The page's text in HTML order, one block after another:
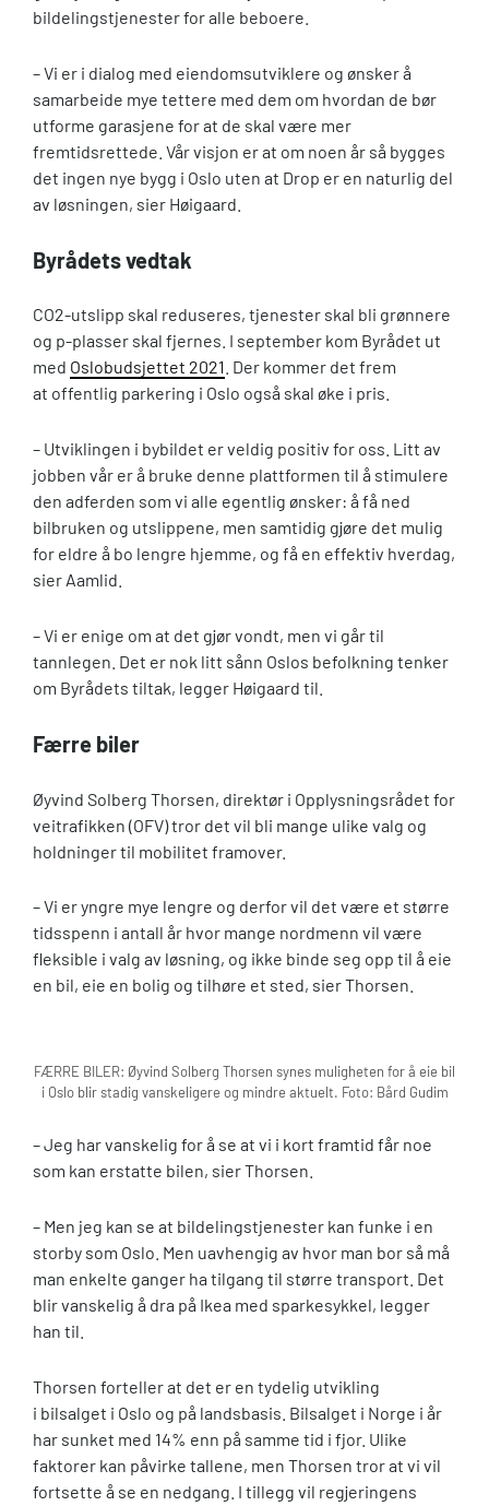
bildelingstjenester for alle beboere.
– Vi er i dialog med eiendomsutviklere og ønsker å
samarbeide mye tettere med dem om hvordan de bør
utforme garasjene for at de skal være mer
fremtidsrettede. Vår visjon er at om noen år så bygges
det ingen nye bygg i Oslo uten at Drop er en naturlig del
av løsningen, sier Høigaard.
Byrådets vedtak
CO2-utslipp skal reduseres, tjenester skal bli grønnere
og p-plasser skal fjernes. I september kom Byrådet ut
med Oslobudsjettet 2021 . Der kommer det frem
at offentlig parkering i Oslo også skal øke i pris.
– Utviklingen i bybildet er veldig positiv for oss. Litt av
jobben vår er å bruke denne plattformen til å stimulere
den adferden som vi alle egentlig ønsker: å få ned
bilbruken og utslippene, men samtidig gjøre det mulig
for eldre å bo lengre hjemme, og få en effektiv hverdag,
sier Aamlid.
– Vi er enige om at det gjør vondt, men vi går til
tannlegen. Det er nok litt sånn Oslos befolkning tenker
om Byrådets tiltak, legger Høigaard til.
Færre biler
Øyvind Solberg Thorsen, direktør i Opplysningsrådet for
veitrafikken (OFV) tror det vil bli mange ulike valg og
holdninger til mobilitet framover.
– Vi er yngre mye lengre og derfor vil det være et større
tidsspenn i antall år hvor mange nordmenn vil være
fleksible i valg av løsning, og ikke binde seg opp til å eie
en bil, eie en bolig og tilhøre et sted, sier Thorsen.
FÆRRE BILER: Øyvind Solberg Thorsen synes muligheten for å eie bil
i Oslo blir stadig vanskeligere og mindre aktuelt. Foto: Bård Gudim
– Jeg har vanskelig for å se at vi i kort framtid får noe
som kan erstatte bilen, sier Thorsen.
– Men jeg kan se at bildelingstjenester kan funke i en
storby som Oslo. Men uavhengig av hvor man bor så må
man enkelte ganger ha tilgang til større transport. Det
blir vanskelig å dra på Ikea med sparkesykkel, legger
han til.
Thorsen forteller at det er en tydelig utvikling
i bilsalget i Oslo og på landsbasis. Bilsalget i Norge i år
har sunket med 14% enn på samme tid i fjor. Ulike
faktorer kan påvirke tallene, men Thorsen tror at vi vil
fortsette å se en nedgang. I tillegg vil regjeringens